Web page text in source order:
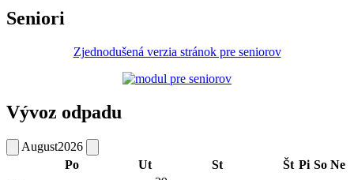
Seniori
Zjednodušená verzia stránok pre seniorov
Vývoz odpadu
August2026
Po
Ut St Št Pi So Ne